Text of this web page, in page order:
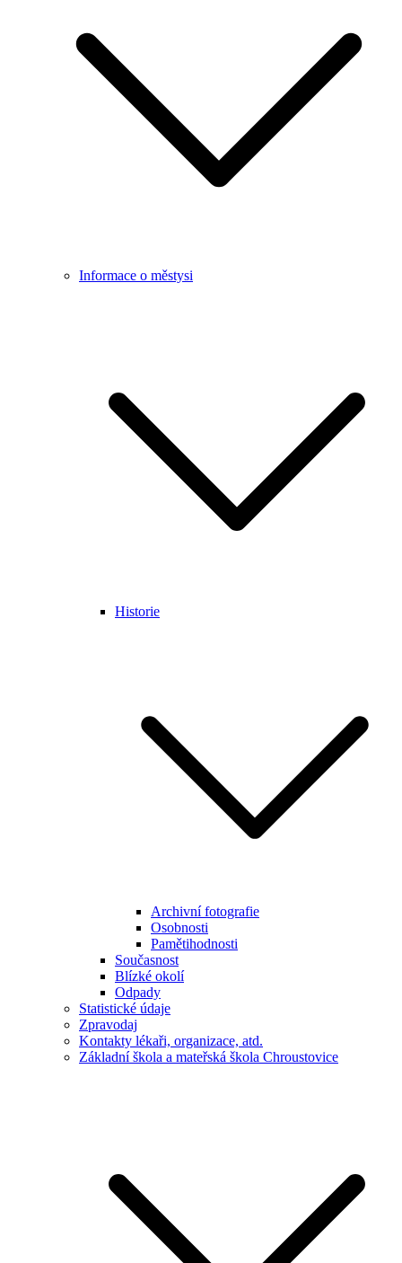
Informace o městysi
Historie
Archivní fotografie
Osobnosti
Pamětihodnosti
Současnost
Blízké okolí
Odpady
Statistické údaje
Zpravodaj
Kontakty lékaři, organizace, atd.
Základní škola a mateřská škola Chroustovice